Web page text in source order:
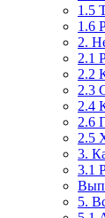
1.5
1.6
2.
2.1
2.2
2.3
2.4
2.6
2.5
3.
3.1
5.